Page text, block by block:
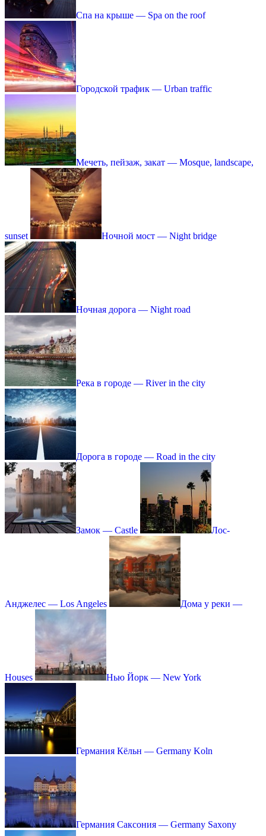
Спа на крыше — Spa on the roof
Городской трафик — Urban traffic
Мечеть, пейзаж, закат — Mosque, landscape,
sunset Ночной мост — Night bridge
Ночная дорога — Night road
Река в городе — River in the city
Дорога в городе — Road in the city
Замок — Castle Лос-
Анджелес — Los Angeles Дома у реки —
Houses Нью Йорк — New York
Германия Кёльн — Germany Koln
Германия Саксония — Germany Saxony